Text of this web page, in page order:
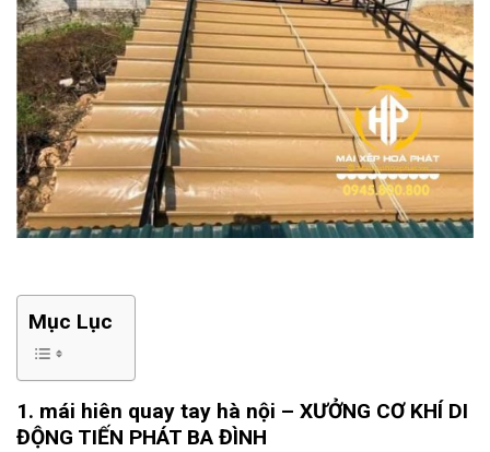
Mục Lục
1. mái hiên quay tay hà nội – XƯỞNG CƠ KHÍ DI
ĐỘNG TIẾN PHÁT BA ĐÌNH